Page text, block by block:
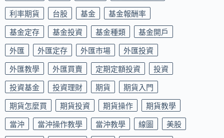
利率期貨 台股 基金 基金報酬率
基金定存 基金投資 基金種類 基金開戶
外匯 外匯定存 外匯市場 外匯投資
外匯教學 外匯買賣 定期定額投資 投資
投資基金 投資理財 期貨 期貨入門
期貨怎麼買 期貨投資 期貨操作 期貨教學
當沖 當沖操作教學 當沖教學 線圖 美股